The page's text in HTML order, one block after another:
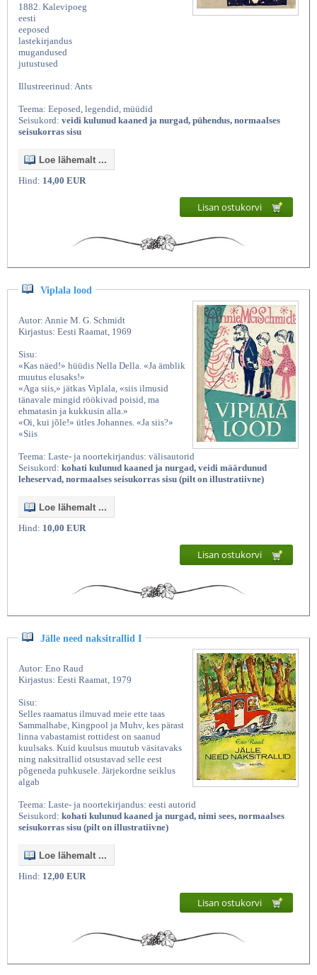
1882. Kalevipoeg
eesti
eeposed
lastekirjandus
mugandused
jutustused
Illustreerinud: Ants
Teema: Eeposed, legendid, müüdid
Seisukord: veidi kulunud kaaned ja nurgad, pühendus, normaalses
seisukorras sisu
Loe lähemalt ...
Hind: 14,00 EUR
Lisan ostukorvi
Viplala lood
Autor: Annie M. G. Schmidt
Kirjastus: Eesti Raamat, 1969
Sisu:
«Kas näed!» hüüdis Nella Della. «Ja ämblik
muutus elusaks!»
«Aga siis,» jätkas Viplala, «siis ilmusid
tänavale mingid röökivad poisid, ma
ehmatasin ja kukkusin alla.»
«Oi, kui jõle!» ütles Johannes. «Ja siis?»
«Siis
Teema: Laste- ja noortekirjandus: välisautorid
Seisukord: kohati kulunud kaaned ja nurgad, veidi määrdunud
leheservad, normaalses seisukorras sisu (pilt on illustratiivne)
Loe lähemalt ...
Hind: 10,00 EUR
Lisan ostukorvi
Jälle need naksitrallid I
Autor: Eno Raud
Kirjastus: Eesti Raamat, 1979
Sisu:
Selles raamatus ilmuvad meie ette taas
Sammalhabe, Kingpool ja Muhv, kes pärast
linna vabastamist rottidest on saanud
kuulsaks. Kuid kuulsus muutub väsitavaks
ning naksitrallid otsustavad selle eest
põgeneda puhkusele. Järjekordne seiklus
algab
Teema: Laste- ja noortekirjandus: eesti autorid
Seisukord: kohati kulunud kaaned ja nurgad, nimi sees, normaalses
seisukorras sisu (pilt on illustratiivne)
Loe lähemalt ...
Hind: 12,00 EUR
Lisan ostukorvi